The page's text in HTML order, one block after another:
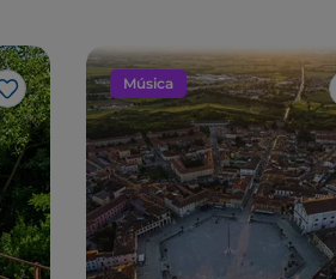
Gosto
Música